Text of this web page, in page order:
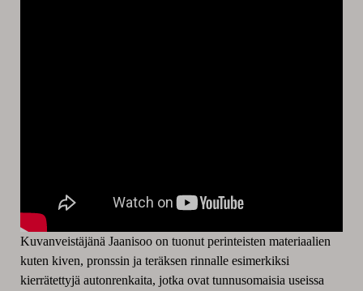
Kuvanveistäjänä Jaanisoo on tuonut perinteisten materiaalien
kuten kiven, pronssin ja teräksen rinnalle esimerkiksi
kierrätettyjä autonrenkaita, jotka ovat tunnusomaisia useissa